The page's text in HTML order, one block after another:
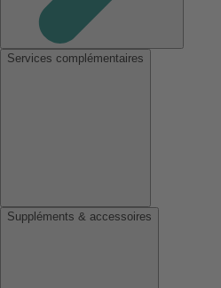
Services complémentaires
Suppléments & accessoires